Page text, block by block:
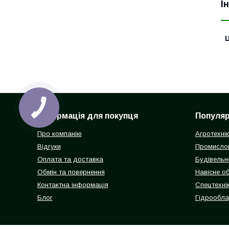
Інформація для покупця
Про компанію
Відгуки
Оплата та доставка
Обмін та повернення
Контактна інформація
Блог
Навісне